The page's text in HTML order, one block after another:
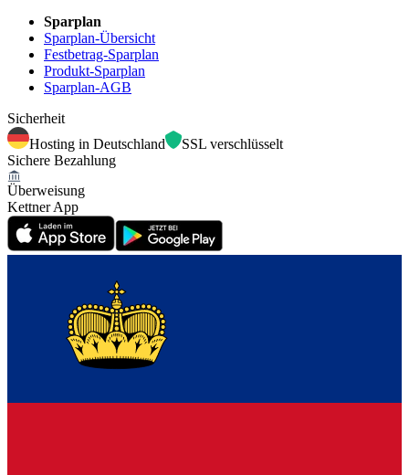
Sparplan
Sparplan-Übersicht
Festbetrag-Sparplan
Produkt-Sparplan
Sparplan-AGB
Sicherheit
Hosting in Deutschland
SSL verschlüsselt
Sichere Bezahlung
Überweisung
Kettner App